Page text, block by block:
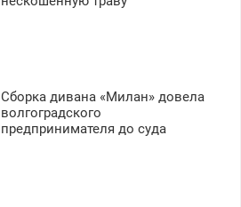
Сборка дивана «Милан» довела
волгоградского
предпринимателя до суда